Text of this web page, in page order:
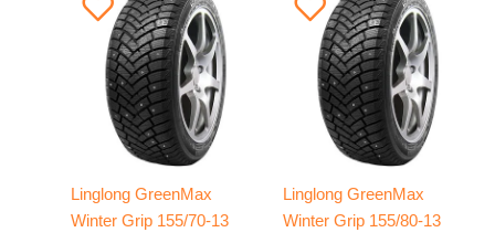
Linglong GreenMax
Winter Grip 155/70-13
Linglong GreenMax
Winter Grip 155/80-13